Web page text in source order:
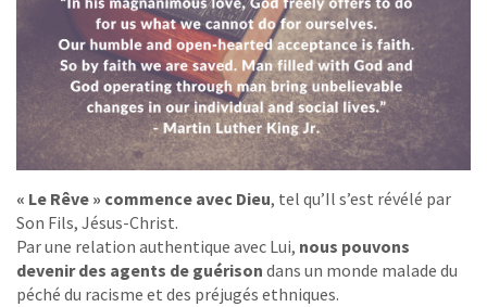
« Le Rêve » commence avec Dieu, tel qu’Il s’est révélé par
Son Fils, Jésus-Christ.
Par une relation authentique avec Lui, nous pouvons
devenir des agents de guérison dans un monde malade du
péché du racisme et des préjugés ethniques.